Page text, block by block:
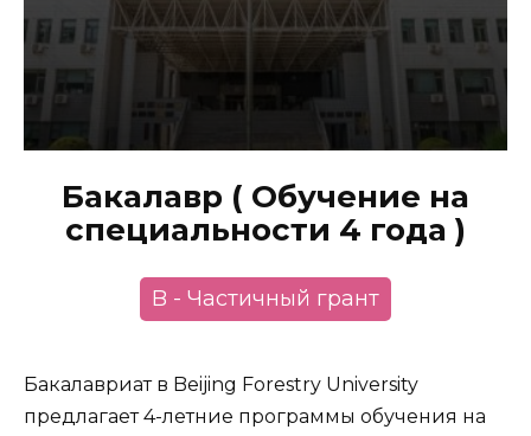
Бакалавр ( Обучение на
специальности 4 года )
B - Частичный грант
Бакалавриат в Beijing Forestry University
предлагает 4-летние программы обучения на